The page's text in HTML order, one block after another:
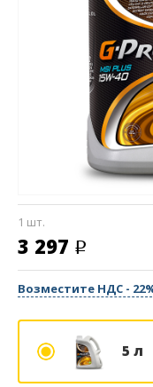
1 шт.
3 297
Возместите НДС -
5 л